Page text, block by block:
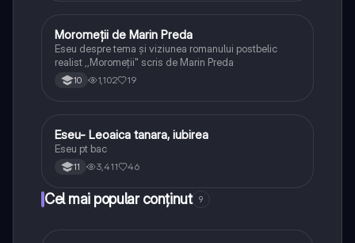
Limba și literatura română
Moromeții de Marin Preda
Eseu despre tema și viziunea romanului postbelic
realist ,,Moromeții" scris de Marin Preda
10 1,102 19
Limba și literatura română
Eseu- Leoaica tanara, iubirea
Eseu pt bac
11 3,411 46
Cel mai popular conținut 9